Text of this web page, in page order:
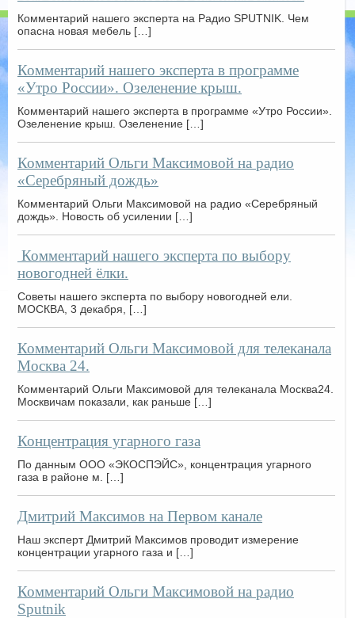
Комментарий нашего эксперта на Радио SPUTNIK. Чем
опасна новая мебель […]
Комментарий нашего эксперта в программе
«Утро России». Озеленение крыш.
Комментарий нашего эксперта в программе «Утро России».
Озеленение крыш. Озеленение […]
Комментарий Ольги Максимовой на радио
«Серебряный дождь»
Комментарий Ольги Максимовой на радио «Серебряный
дождь». Новость об усилении […]
Комментарий нашего эксперта по выбору
новогодней ёлки.
Советы нашего эксперта по выбору новогодней ели.
МОСКВА, 3 декабря, […]
Комментарий Ольги Максимовой для телеканала
Москва 24.
Комментарий Ольги Максимовой для телеканала Москва24.
Москвичам показали, как раньше […]
Концентрация угарного газа
По данным ООО «ЭКОСПЭЙС», концентрация угарного
газа в районе м. […]
Дмитрий Максимов на Первом канале
Наш эксперт Дмитрий Максимов проводит измерение
концентрации угарного газа и […]
Комментарий Ольги Максимовой на радио
Sputnik